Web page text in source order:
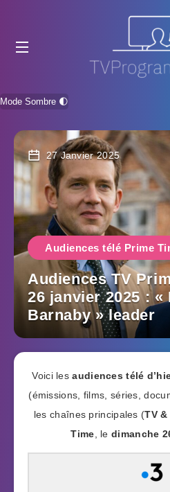
Mode Sombre 🌓
27 Janvier 2025
Audiences télé Prime
Audiences TV
26 janvier 2025 : «
Barnaby » leader
Voici lesaudiences télé
(émissions, films, séries,
les chaînes principales (TV &
Time , ledimanche